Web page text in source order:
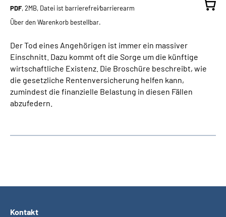
PDF, 2MB, Datei ist barrierefrei⁄barrierearm
Über den Warenkorb bestellbar.
Der Tod eines Angehörigen ist immer ein massiver
Einschnitt. Dazu kommt oft die Sorge um die künftige
wirtschaftliche Existenz. Die Broschüre beschreibt, wie
die gesetzliche Rentenversicherung helfen kann,
zumindest die finanzielle Belastung in diesen Fällen
abzufedern.
Kontakt